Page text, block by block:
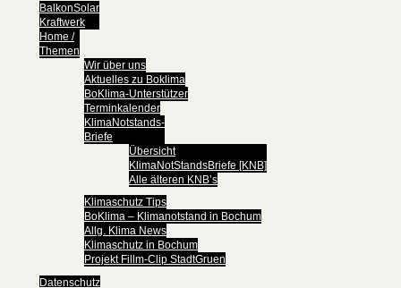
BalkonSolar
Kraftwerk
Home /
Themen
Wir über uns
Aktuelles zu Boklima
BoKlima-Unterstützer
Terminkalender
KlimaNotstands-
Briefe
Übersicht
KlimaNotStandsBriefe [KNB]
Alle älteren KNB’s
Klimaschutz Tips
BoKlima – Klimanotstand in Bochum
Allg. Klima News
Klimaschutz in Bochum
Projekt Fillm-Clip StadtGruen
Datenschutz